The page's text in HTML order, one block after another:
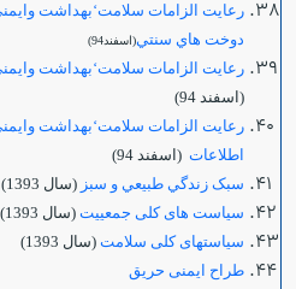
رعايت الزامات سلامت‘بهداشت
دوخت هاي سنتي(اسفند94)
رعايت الزامات سلامت‘بهداشت
(اسفند 94)
رعايت الزامات سلامت‘بهداشت
اطلاعات (اسفند 94)
سبک زندگي طبيعي و سبز (سال 1393)
سیاست های کلی جمعييت (سال 1393)
سیاستهای کلی سلامت (سال 1393)
طراح ایمنی حریق